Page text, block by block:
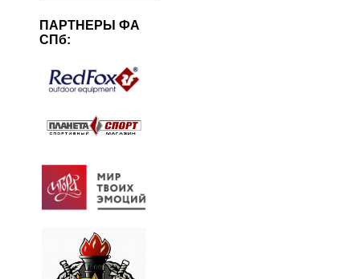
ПАРТНЕРЫ ФА
СПб: